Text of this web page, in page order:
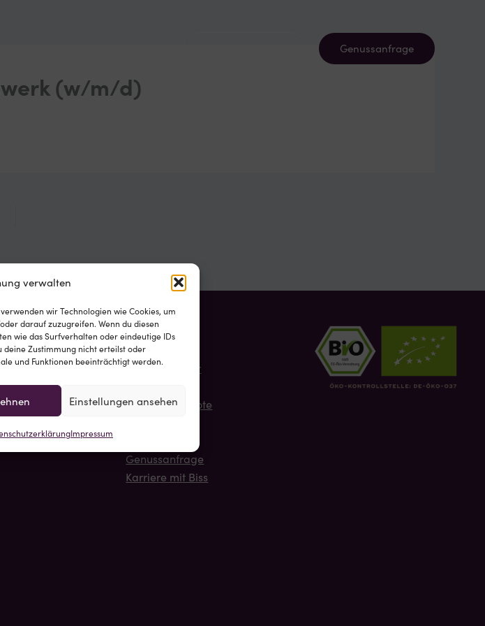
verwalten
wir Technologien wie Cookies, um
darauf zuzugreifen. Wenn du diesen
wie das Surfverhalten oder eindeutige IDs
deine Zustimmung nicht erteilst oder
und Funktionen beeinträchtigt werden.
Einstellungen ansehen
Impressum
Genussanfrage
(w/m/d)
GmbH
4
848 2521
Quicklinks
Genussbasis
Einfach Burger
Serviceangebote
Genussanfrage
Karriere mit Biss